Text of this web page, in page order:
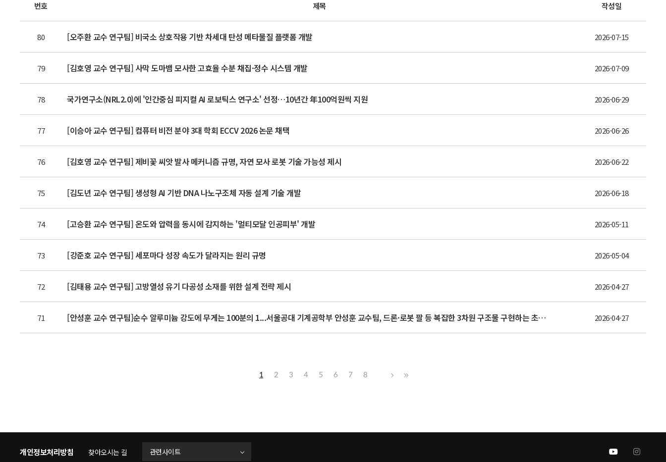
번호 제목 작성일
80 [오주환 교수 연구팀] 비국소 상호작용 기반 차세대 탄성 메타물질 플랫폼 개발 2026-07-15
79 [김호영 교수 연구팀] 사막 도마뱀 모사한 고효율 수분 채집·정수 시스템 개발 2026-07-09
78 국가연구소(NRL2.0)에 '인간중심 피지컬 AI 로보틱스 연구소' 선정…10년간 年100억원씩 지원 2026-06-29
77 [이승아 교수 연구팀] 컴퓨터 비전 분야 3대 학회 ECCV 2026 논문 채택 2026-06-26
76 [김호영 교수 연구팀] 제비꽃 씨앗 발사 메커니즘 규명, 자연 모사 로봇 기술 가능성 제시 2026-06-22
75 [김도년 교수 연구팀] 생성형 AI 기반 DNA 나노구조체 자동 설계 기술 개발 2026-06-18
74 [고승환 교수 연구팀] 온도와 압력을 동시에 감지하는 '멀티모달 인공피부' 개발 2026-05-11
73 [강준호 교수 연구팀] 세포마다 성장 속도가 달라지는 원리 규명 2026-05-04
72 [김태용 교수 연구팀] 고방열성 유기 다공성 소재를 위한 설계 전략 제시 2026-04-27
71 [안성훈 교수 연구팀]순수 알루미늄 강도에 무게는 100분의 1...서울공대 기계공학부 안성훈 교수팀, 드론·로봇 팔 등 복잡한 3차원 구조물 구현하는 초경량 복합재 개발 2026-04-27
1 2 3 4 5 6 7 8
개인정보처리방침 찾아오시는 길 관련사이트